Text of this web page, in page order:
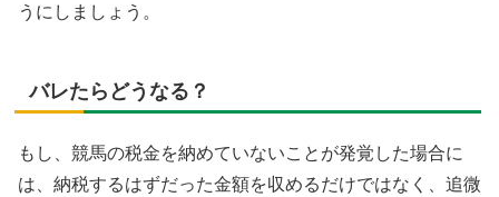
うにしましょう。
バレたらどうなる？
もし、競馬の税金を納めていないことが発覚した場合に
は、納税するはずだった金額を収めるだけではなく、追微